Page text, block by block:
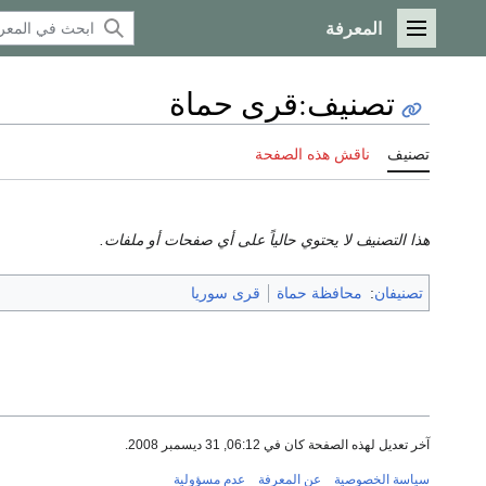
القائمة الرئيسية
المعرفة
تصنيف:قرى حماة
تصنيف ناقش هذه الصفحة
هذا التصنيف لا يحتوي حالياً على أي صفحات أو ملفات.
تصنيفان: محافظة حماة قرى سوريا
آخر تعديل لهذه الصفحة كان في 06:12, 31 ديسمبر 2008.
سياسة الخصوصية عن المعرفة عدم مسؤولية